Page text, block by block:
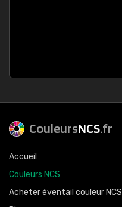
CouleursNCS.fr
Accueil
Couleurs NCS
Acheter éventail couleur NCS